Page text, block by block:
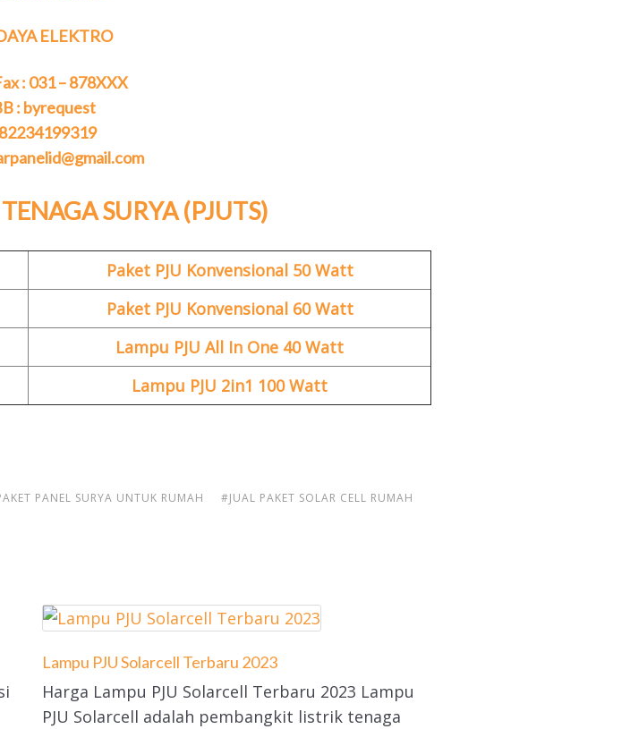
ELEKTRO
: 031 – 878XXX
: byrequest
SURYA (PJUTS)
Paket PJU Konvensional 50 Watt
Paket PJU Konvensional 60 Watt
Lampu PJU All In One 40 Watt
Lampu PJU 2in1 100 Watt
PANEL SURYA UNTUK RUMAH
#JUAL PAKET SOLAR CELL RUMAH
Lampu PJU Solarcell Terbaru 2023
Harga Lampu PJU Solarcell Terbaru 2023 Lampu
PJU Solarcell adalah pembangkit listrik tenaga